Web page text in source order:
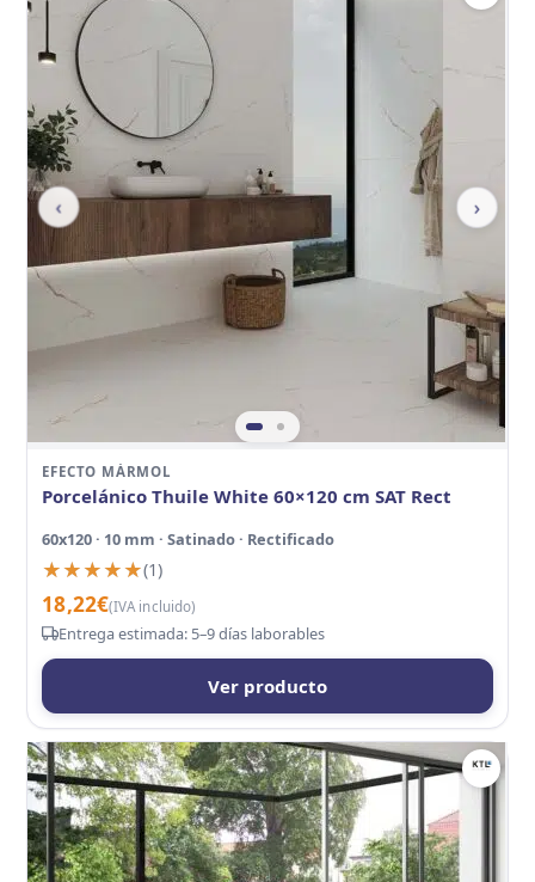
‹ ›
EFECTO MÁRMOL
Porcelánico Thuile White 60×120 cm SAT Rect
60x120 · 10 mm · Satinado · Rectificado
★★★★★
★★★★★(1)
18,22€(IVA incluido)
Entrega estimada: 5–9 días laborables
Ver producto